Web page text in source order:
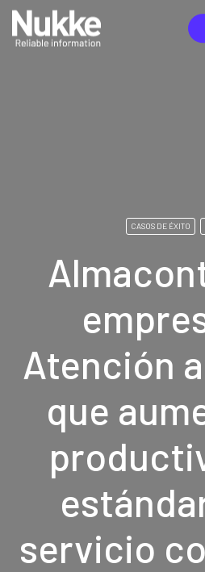
CASOS DE ÉXITO
Atención
que
servicio